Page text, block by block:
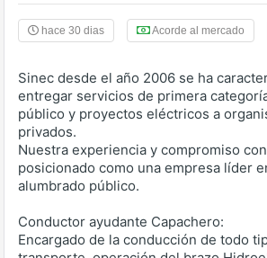
hace 30 dias Acorde al mercado
Sinec desde el año 2006 se ha
entregar servicios de primera
público y proyectos eléctricos a
privados.
Nuestra experiencia y compromiso
posicionado como una empresa líder
alumbrado público.
Conductor ayudante Capachero:
Encargado de la conducción de todo